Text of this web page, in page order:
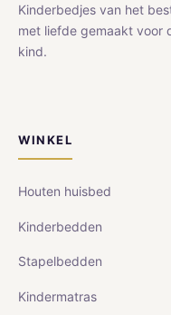
Kinderbedjes van het
met liefde gemaakt voor
kind.
WINKEL
Houten huisbed
Kinderbedden
Stapelbedden
Kindermatras